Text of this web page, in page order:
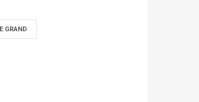
GRAND